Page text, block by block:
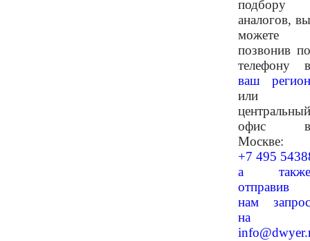
подбору
аналогов, вы
можете
позвонив по
телефону в
ваш регион
или
центральный
офис в
Москве:
+7 495
а также
отправив
нам запрос
на